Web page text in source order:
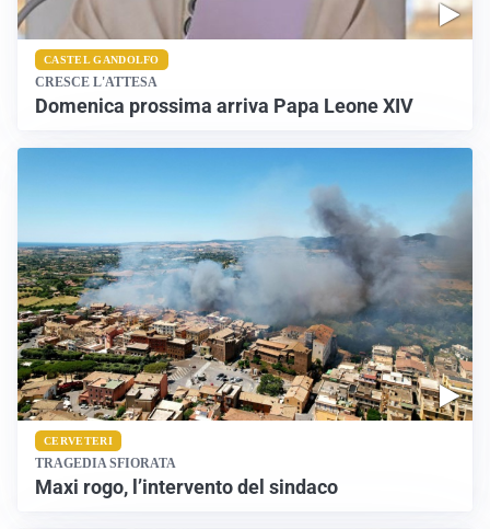
CASTEL GANDOLFO
CRESCE L'ATTESA
Domenica prossima arriva Papa Leone XIV
CERVETERI
TRAGEDIA SFIORATA
Maxi rogo, l’intervento del sindaco